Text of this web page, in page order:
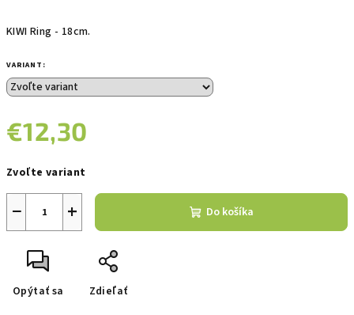
KIWI Ring - 18cm.
VARIANT:
€12,30
cena:
Zvoľte variant
+
− Do košíka
Opýtať sa Zdieľať